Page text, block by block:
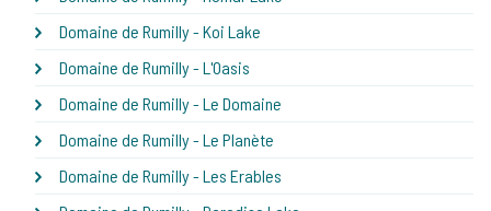
Domaine de Rumilly - Koi Lake
Domaine de Rumilly - L'Oasis
Domaine de Rumilly - Le Domaine
Domaine de Rumilly - Le Planète
Domaine de Rumilly - Les Erables